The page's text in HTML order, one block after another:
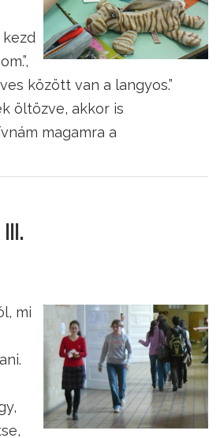
kezd
között van a langyos.”
öltözve, akkor is
magamra a
mi